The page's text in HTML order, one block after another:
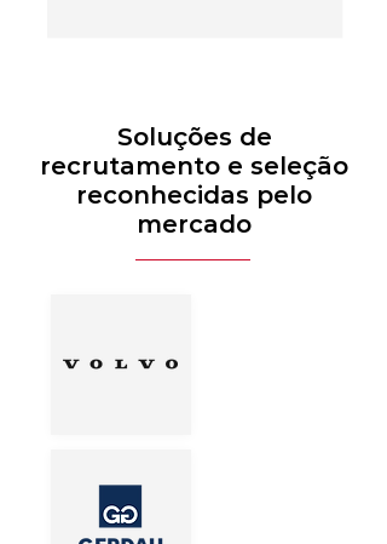
Soluções de
recrutamento e seleção
reconhecidas pelo
mercado